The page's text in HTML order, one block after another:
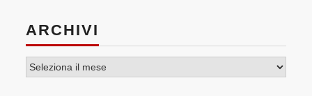
ARCHIVI